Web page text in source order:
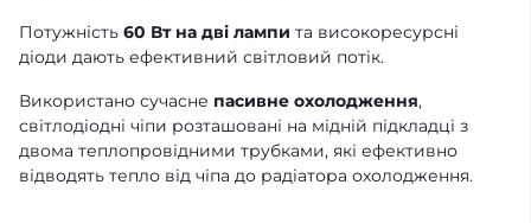
Потужність 60 Вт на дві лампи та високоресурсні
діоди дають ефективний світловий потік.
Використано сучасне пасивне охолодження,
світлодіодні чіпи розташовані на мідній підкладці з
двома теплопровідними трубками, які ефективно
відводять тепло від чіпа до радіатора охолодження.